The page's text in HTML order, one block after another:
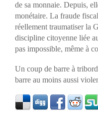
de sa monnaie. Depuis,
monétaire. La fraude
réellement traumatiser la
discipline citoyenne liée
pas impossible, même à
Un coup de barre à
barre au moins aussi